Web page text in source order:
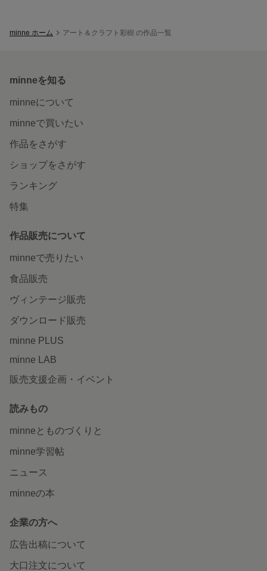
minne ホーム アート＆クラフト彩樹 の作品一覧
minneを知る
minneについて
minneで買いたい
作品をさがす
ショップをさがす
ランキング
特集
作品販売について
minneで売りたい
食品販売
ヴィンテージ販売
ダウンロード販売
minne PLUS
minne LAB
販売支援企画・イベント
読みもの
minneとものづくりと
minne学習帖
ニュース
minneの本
企業の方へ
広告出稿について
大口注文について